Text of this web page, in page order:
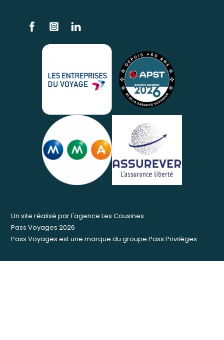
FacebookInstagram
Un site réalisé parl'agence Les Cousines
Pass Voyages 2026
Pass Voyages est une marque du groupePass Privilèges